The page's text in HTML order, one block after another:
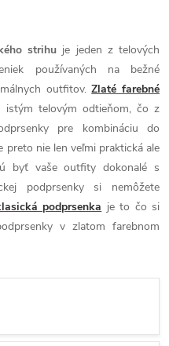
strihu je jeden z telových
používaných na bežné
outfitov.Zlaté farebné
istým telovým odtieňom, čo z
pre kombináciu do
preto nie len veľmi praktická ale
byť vaše outfity dokonalé s
podprsenky si nemôžete
podprsenka je to čo si
v zlatom farebnom